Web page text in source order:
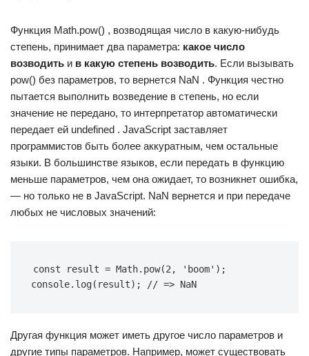
Функция Math.pow() , возводящая число в какую-нибудь
степень, принимает два параметра: какое число
возводить и в какую степень возводить. Если вызывать
pow() без параметров, то вернется NaN . Функция честно
пытается выполнить возведение в степень, но если
значение не передано, то интерпретатор автоматически
передает ей undefined . JavaScript заставляет
программистов быть более аккуратным, чем остальные
языки. В большинстве языков, если передать в функцию
меньше параметров, чем она ожидает, то возникнет ошибка,
— но только не в JavaScript. NaN вернется и при передаче
любых не числовых значений:
const result = Math.pow(2, 'boom');
console.log(result); // => NaN
Другая функция может иметь другое число параметров и
другие типы параметров. Например, может существовать